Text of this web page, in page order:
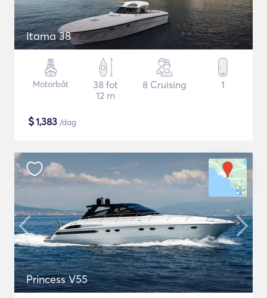
Itama 38
Motorbåt
38 fot
12 m
8 Cruising 1
$1,383 /dag
Princess V55